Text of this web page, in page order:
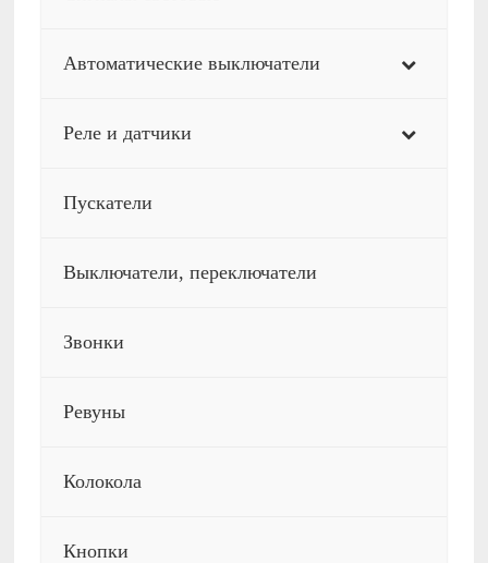
Автоматические выключатели
Реле и датчики
Пускатели
Выключатели, переключатели
Звонки
Ревуны
Колокола
Кнопки